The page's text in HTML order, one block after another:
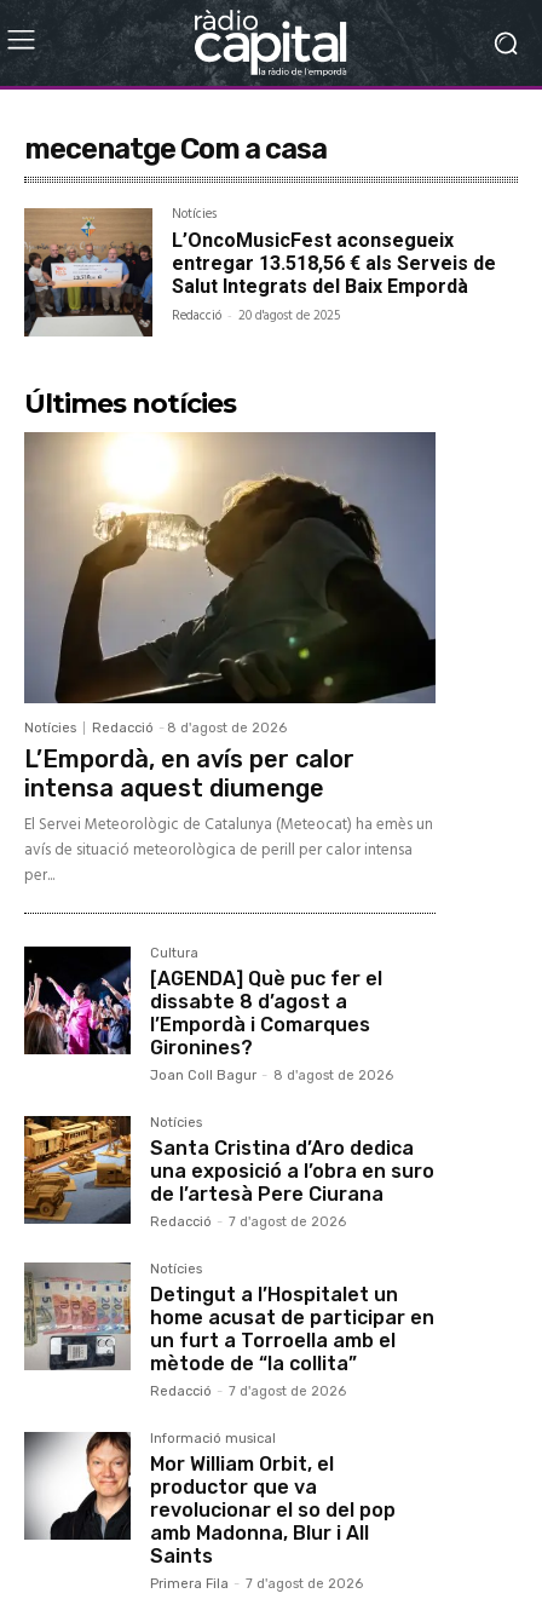
mecenatge Com a casa
Notícies
L’OncoMusicFest aconsegueix
entregar 13.518,56 € als Serveis de
Salut Integrats del Baix Empordà
Redacció - 20 d'agost de 2025
Últimes notícies
Notícies Redacció - 8 d'agost de 2026
L’Empordà, en avís per calor
intensa aquest diumenge
El Servei Meteorològic de Catalunya (Meteocat) ha emès un
avís de situació meteorològica de perill per calor intensa
per...
Cultura
[AGENDA] Què puc fer el
dissabte 8 d’agost a
l’Empordà i Comarques
Gironines?
Joan Coll Bagur - 8 d'agost de 2026
Notícies
Santa Cristina d’Aro dedica
una exposició a l’obra en suro
de l’artesà Pere Ciurana
Redacció - 7 d'agost de 2026
Notícies
Detingut a l’Hospitalet un
home acusat de participar en
un furt a Torroella amb el
mètode de “la collita”
Redacció - 7 d'agost de 2026
Informació musical
Mor William Orbit, el
productor que va
revolucionar el so del pop
amb Madonna, Blur i All
Saints
Primera Fila - 7 d'agost de 2026